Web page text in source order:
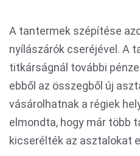
A tantermek szépítése
nyílászárók cseréjével. A
titkárságnál további
ebből az összegből új
vásárolhatnak a régiek
elmondta, hogy már több
kicserélték az asztalokat